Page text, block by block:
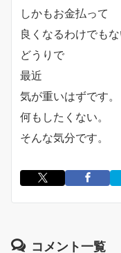
しかもお金払って
良くなるわけでもな
どうりで
最近
気が重いはずです。
何もしたくない。
そんな気分です。
コメント一覧